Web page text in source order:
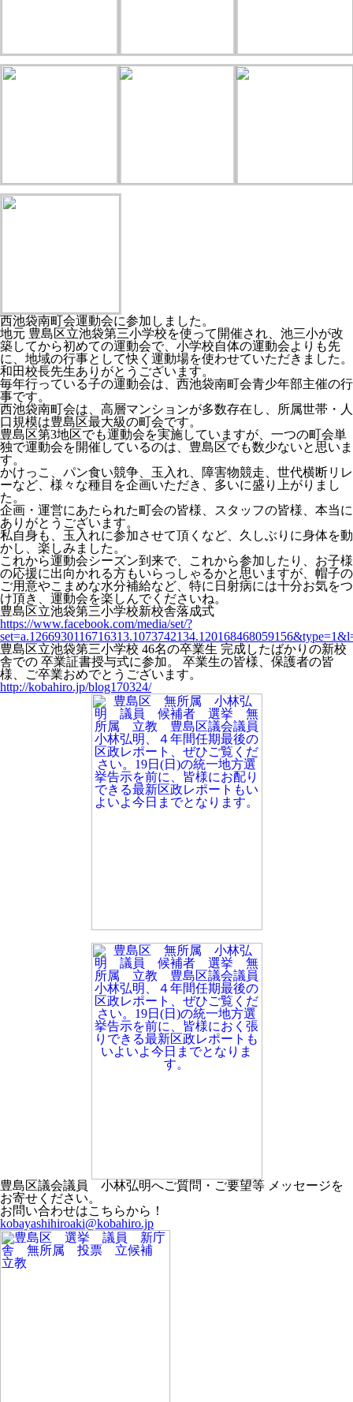
西池袋南町会運動会に参加しました。
地元 豊島区立池袋第三小学校を使って開催され、池三小が改
築してから初めての運動会で、小学校自体の運動会よりも先
に、地域の行事として快く運動場を使わせていただきました。
和田校長先生ありがとうございます。
毎年行っている子の運動会は、西池袋南町会青少年部主催の行
事です。
西池袋南町会は、高層マンションが多数存在し、所属世帯・人
口規模は豊島区最大級の町会です。
豊島区第3地区でも運動会を実施していますが、一つの町会単
独で運動会を開催しているのは、豊島区でも数少ないと思いま
す。
かけっこ、パン食い競争、玉入れ、障害物競走、世代横断リレ
ーなど、様々な種目を企画いただき、多いに盛り上がりまし
た。
企画・運営にあたられた町会の皆様、スタッフの皆様、本当に
ありがとうございます。
私自身も、玉入れに参加させて頂くなど、久しぶりに身体を動
かし、楽しみました。
これから運動会シーズン到来で、これから参加したり、お子様
の応援に出向かれる方もいらっしゃるかと思いますが、帽子の
ご用意やこまめな水分補給など、特に日射病には十分お気をつ
け頂き、運動会を楽しんでくださいね。
豊島区立池袋第三小学校新校舎落成式
https://www.facebook.com/media/set/?
豊島区立池袋第三小学校 46名の卒業生 完成したばかりの新校
舎での 卒業証書授与式に参加。 卒業生の皆様、保護者の皆
様、ご卒業おめでとうございます。
http://kobahiro.jp/blog170324/
豊島区議会議員 小林弘明へご質問・ご要望等 メッセージを
お寄せください。
お問い合わせはこちらから！
kobayashihiroaki@kobahiro.jp